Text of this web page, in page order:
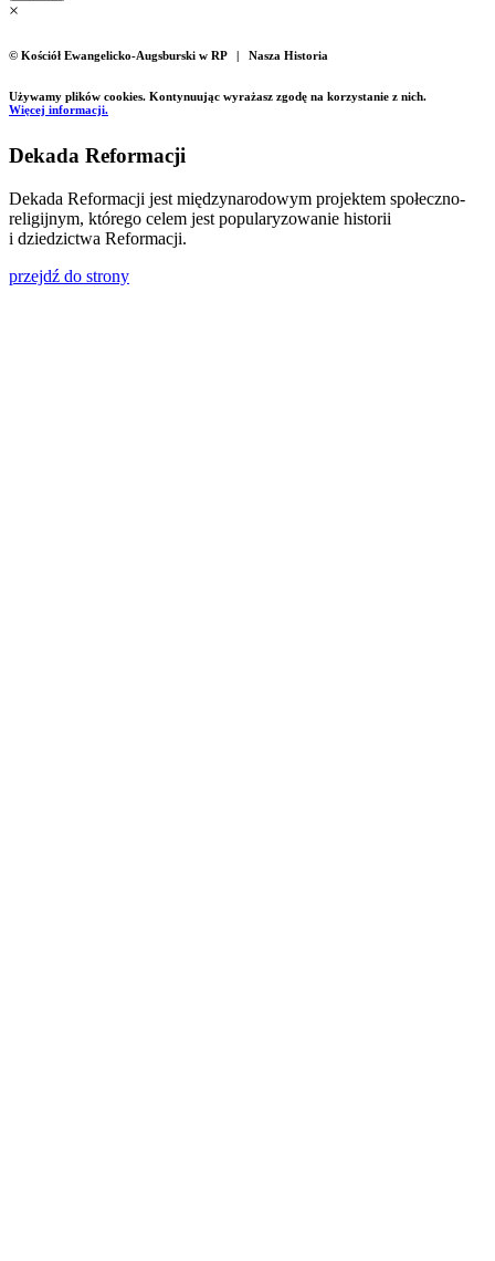
×
© Kościół Ewangelicko-Augsburski w RP | Nasza Historia
Używamy plików cookies. Kontynuując wyrażasz zgodę na korzystanie z nich.
Więcej informacji.
Dekada Reformacji
Dekada Reformacji jest międzynarodowym projektem społeczno-
religijnym, którego celem jest popularyzowanie historii
i dziedzictwa Reformacji.
przejdź do strony